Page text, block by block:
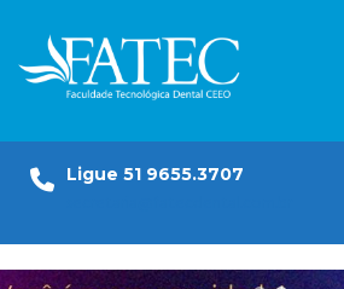
content
Ligue 51 9655.3707